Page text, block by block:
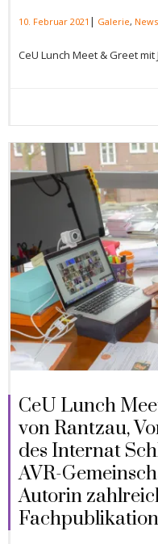
10. Februar 2021 | Galerie, News
CeU Lunch Meet & Greet mit
CeU Lunch
von Rantzau,
des Internat
AVR-
Autorin